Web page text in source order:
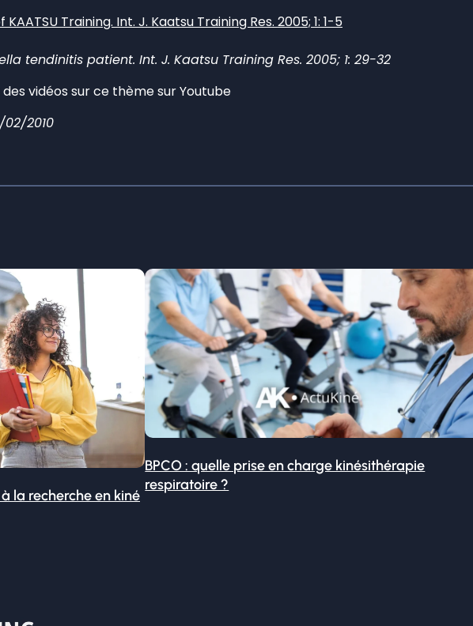
Training. Int. J. Kaatsu Training Res. 2005; 1: 1-5
tendinitis patient. Int. J. Kaatsu Training Res. 2005; 1: 29-32
vidéos sur ce thème sur Youtube
2010
la recherche en kiné
BPCO : quelle prise en charge kinésithérapie
respiratoire ?